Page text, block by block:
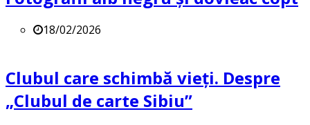
18/02/2026
Clubul care schimbă vieți. Despre
„Clubul de carte Sibiu”